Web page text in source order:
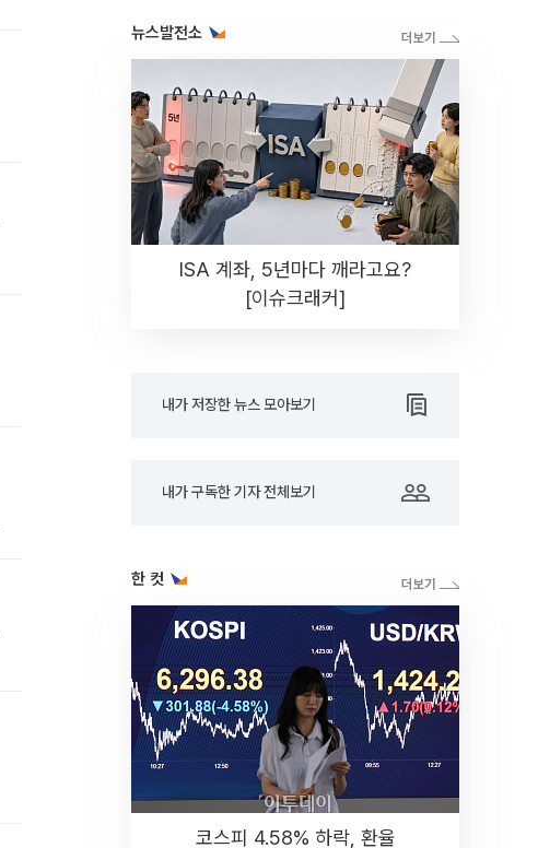
뉴스발전소
ISA 계좌, 5년마다 깨라고요?
[이슈크래커]
내가 저장한 뉴스 모아보기
내가 구독한 기자 전체보기
한 컷
코스피 4.58% 하락, 환율